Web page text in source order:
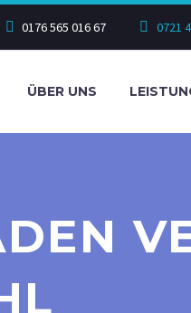
0176 565 016 67 0721
ÜBER UNS